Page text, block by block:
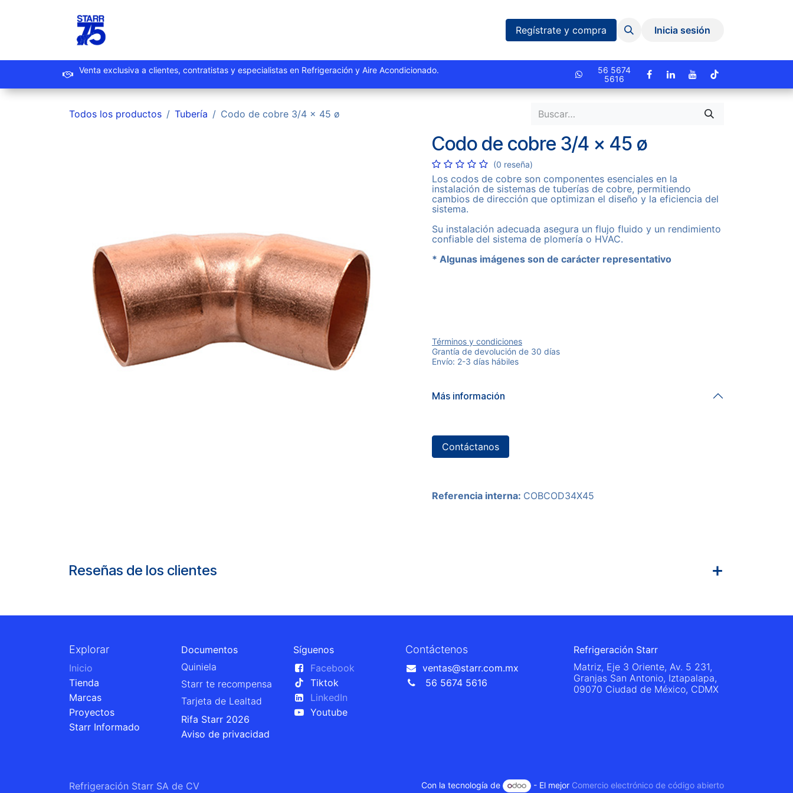
Sucursales Eventos y Capacitaciones Quiniela
Regístrate y compra Inicia sesión
Venta exclusiva a clientes, contratistas y especialistas en Refrigeración y Aire Acondicionado.
56 5674
5616
Todos los productos Tubería Codo de cobre 3/4 x 45 ø
Codo de cobre 3/4 x 45 ø
(0 reseña)
Los codos de cobre son componentes esenciales en la
instalación de sistemas de tuberías de cobre, permitiendo
cambios de dirección que optimizan el diseño y la eficiencia del
sistema.
Su instalación adecuada asegura un flujo fluido y un rendimiento
confiable del sistema de plomería o HVAC.
* Algunas imágenes son de carácter representativo
Términos y condiciones
Grantía de devolución de 30 días
Envío: 2-3 días hábiles
Más información
Contáctanos
Referencia interna: COBCOD34X45
Reseñas de los clientes
Explorar
Inicio
Tienda
Marcas
Proyectos
Starr Informado
Documentos
Quiniela
Starr te recompensa
Tarjeta de Lealtad
Rifa Starr 2026
Aviso de privacidad
Síguenos
Facebook
Tiktok
LinkedIn
Youtube
Contáctenos
ventas@starr.com.mx
56 5674 5616
Refrigeración Starr
Matriz, Eje 3 Oriente, Av. 5 231,
Granjas San Antonio, Iztapalapa,
09070 Ciudad de México, CDMX
Refrigeración Starr SA de CV Con la tecnología de - El mejor Comercio electrónico de código abierto